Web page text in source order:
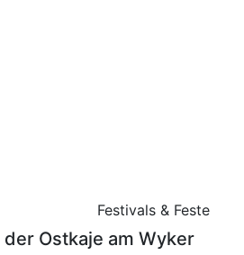
Festivals & Feste
Ostkaje am Wyker